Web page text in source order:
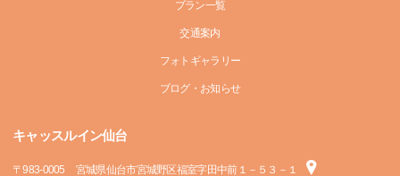
プラン一覧
交通案内
フォトギャラリー
ブログ・お知らせ
キャッスルイン仙台
〒983-0005 宮城県仙台市宮城野区福室字田中前１－５３－１